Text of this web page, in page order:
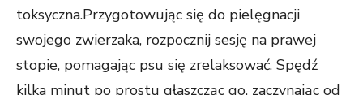
toksyczna.Przygotowując się do pielęgnacji
swojego zwierzaka, rozpocznij sesję na prawej
stopie, pomagając psu się zrelaksować. Spędź
kilka minut po prostu głaszcząc go, zaczynając od